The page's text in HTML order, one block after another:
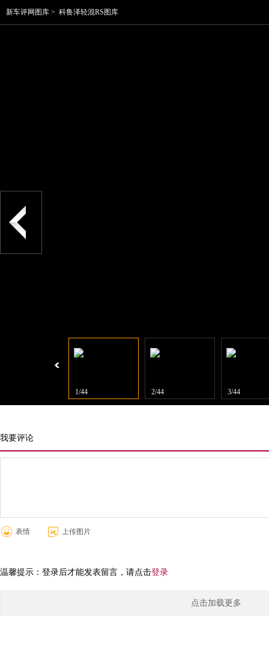
新车评网图库 > 科鲁泽轻混RS图库
1/44 2/44 3/44
我要评论
表情 上传图片
温馨提示：登录后才能发表留言，请点击登录
点击加载更多